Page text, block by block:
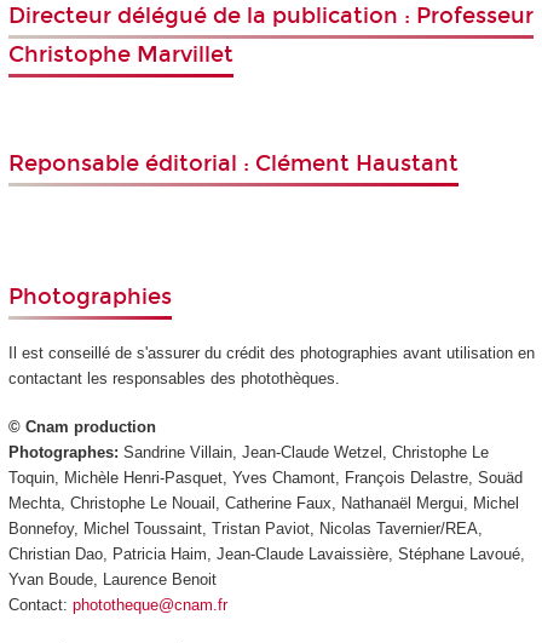
Directeur délégué de la publication : Professeur
Christophe Marvillet
Reponsable éditorial : Clément Haustant
Photographies
Il est conseillé de s'assurer du crédit des photographies avant utilisation en
contactant les responsables des photothèques.
© Cnam production
Photographes: Sandrine Villain, Jean-Claude Wetzel, Christophe Le
Toquin, Michèle Henri-Pasquet, Yves Chamont, François Delastre, Souäd
Mechta, Christophe Le Nouail, Catherine Faux, Nathanaël Mergui, Michel
Bonnefoy, Michel Toussaint, Tristan Paviot, Nicolas Tavernier/REA,
Christian Dao, Patricia Haim, Jean-Claude Lavaissière, Stéphane Lavoué,
Yvan Boude, Laurence Benoit
Contact: phototheque@cnam.fr